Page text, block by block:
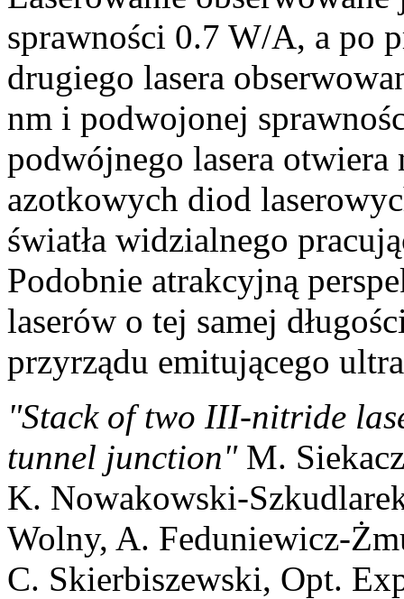
sprawności 0.7 W/A, a po
drugiego lasera
nm i podwojonej
podwójnego lasera
azotkowych diod
światła widzialnego
Podobnie atrakcyjną
laserów o tej samej
przyrządu emitującego
"Stack of two III-nitride
tunnel junction"M.
K. Nowakowski-
Wolny, A. Feduniewicz-
C. Skierbiszewski, Opt.